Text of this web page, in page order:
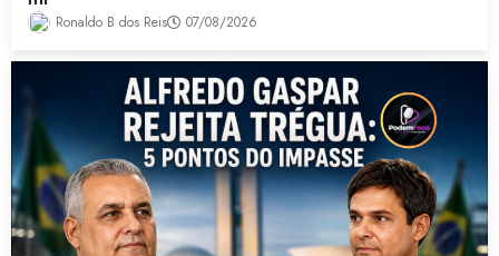
Ronaldo B dos Reis 07/08/2026